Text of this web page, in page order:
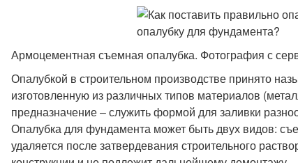
Армоцементная съемная опалубка. Фотография с
Опалубкой в строительном производстве принято
изготовленную из различных типов материалов
предназначение – служить формой для заливки
Опалубка для фундамента может быть двух видов:
удаляется после затвердевания строительного